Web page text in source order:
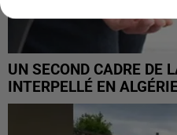
UN SECOND CADRE DE
INTERPELLÉ EN